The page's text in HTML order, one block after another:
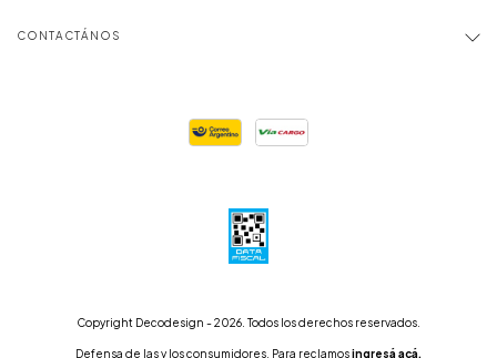
CONTACTÁNOS
Copyright Decodesign - 2026. Todos los derechos reservados.
Defensa de las y los consumidores. Para reclamosingresá acá.